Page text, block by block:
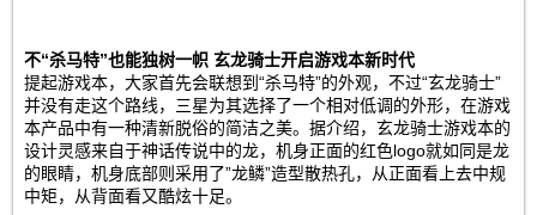
不“杀马特”也能独树一帜 玄龙骑士开启游戏本新时代
提起游戏本，大家首先会联想到“杀马特”的外观，不过“玄龙骑士”
并没有走这个路线，三星为其选择了一个相对低调的外形，在游戏
本产品中有一种清新脱俗的简洁之美。据介绍，玄龙骑士游戏本的
设计灵感来自于神话传说中的龙，机身正面的红色logo就如同是龙
的眼睛，机身底部则采用了”龙鳞”造型散热孔，从正面看上去中规
中矩，从背面看又酷炫十足。